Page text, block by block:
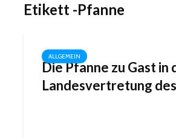
Etikett -Pfanne
ALLGEMEIN
Die Pfanne zu Gast in
Landesvertretung